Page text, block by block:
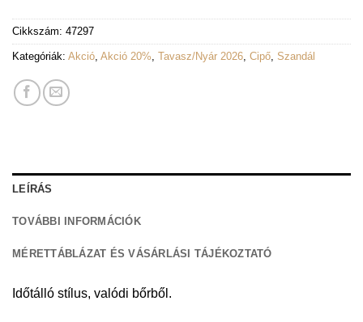
Cikkszám: 47297
Kategóriák: Akció Akció 20% Tavasz/Nyár 2026 Cipő Szandál
LEÍRÁS
TOVÁBBI INFORMÁCIÓK
MÉRETTÁBLÁZAT ÉS VÁSÁRLÁSI TÁJÉKOZTATÓ
Időtálló stílus, valódi bőrből.